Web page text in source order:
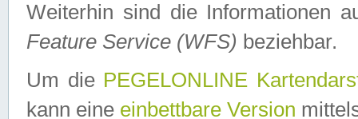
Weiterhin sind die Informationen
Feature Service (WFS) beziehbar.
Um die PEGELONLINE
kann eine einbettbare Version